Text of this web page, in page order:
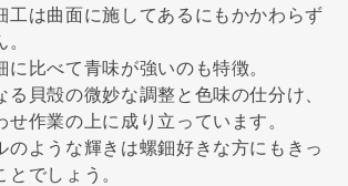
工は曲面に施してあるにもかかわらず
に比べて青味が強いのも特徴。
る貝殻の微妙な調整と色味の仕分け、
作業の上に成り立っています。
のような輝きは螺鈿好きな方にもきっ
でしょう。